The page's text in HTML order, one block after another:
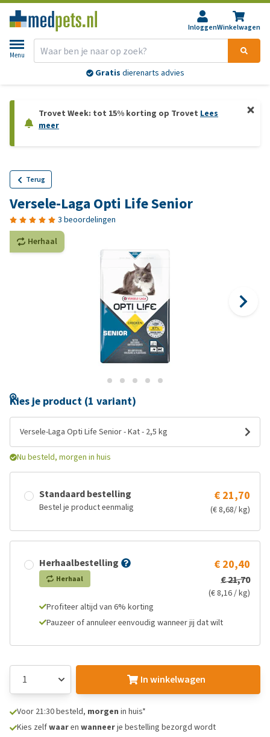
InloggenWinkelwagen
Menu
Voor 21:30 besteld,morgenin huis*
Trovet Week: tot 15% korting op Trovet Lees
meer
Terug
Versele-Laga Opti Life Senior
3 beoordelingen
Herhaal
Kies je product (1 variant)
Versele-Laga Opti Life Senior - Kat - 2,5 kg
Nu besteld, morgen in huis
Standaard bestelling
Bestel je product eenmalig
€ 21,70
(€ 8,68/ kg)
Herhaalbestelling
Herhaal
€ 20,40
€ 21,70
(€ 8,16 / kg)
Profiteer altijd van 6% korting
Pauzeer of annuleer eenvoudig wanneer jij dat wilt
In winkelwagen
Voor 21:30 besteld, morgen in huis*
Kies zelfwaaren wanneerje bestelling bezorgd wordt